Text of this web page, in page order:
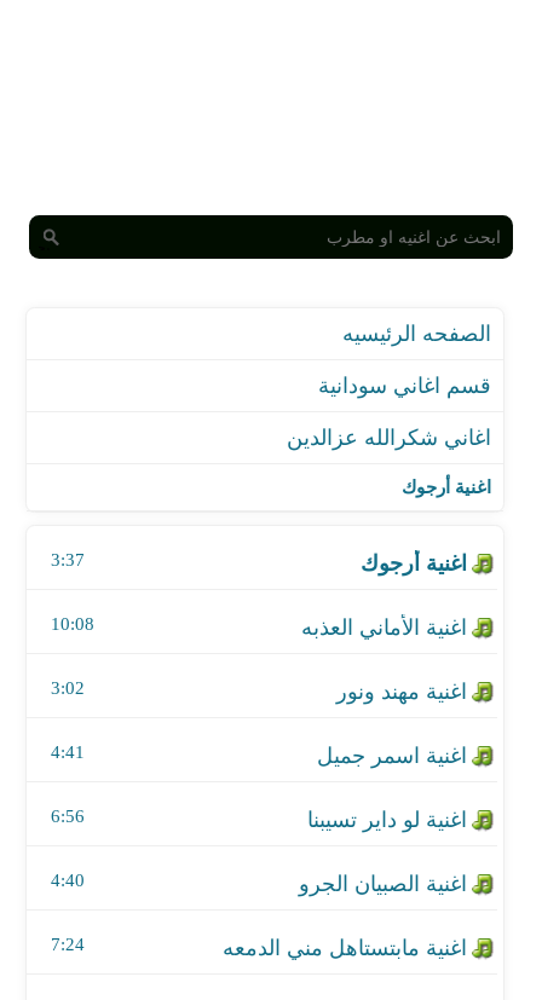
قسم اغاني سودانية
اغنية أرجوك
اغنية أرجوك
3:37
اغنية الأماني العذبه
10:08
3:02
4:41
6:56
4:40
اغنية مابتستاهل مني الدمعه
7:24
اغنية ياعين
اغنية حبيبتي بستلطفه